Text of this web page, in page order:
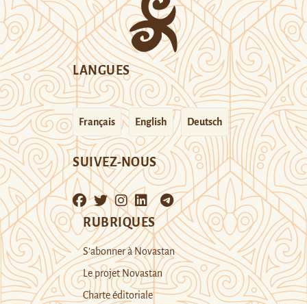
LANGUES
Français English Deutsch
SUIVEZ-NOUS
RUBRIQUES
S’abonner à Novastan
Le projet Novastan
Charte éditoriale